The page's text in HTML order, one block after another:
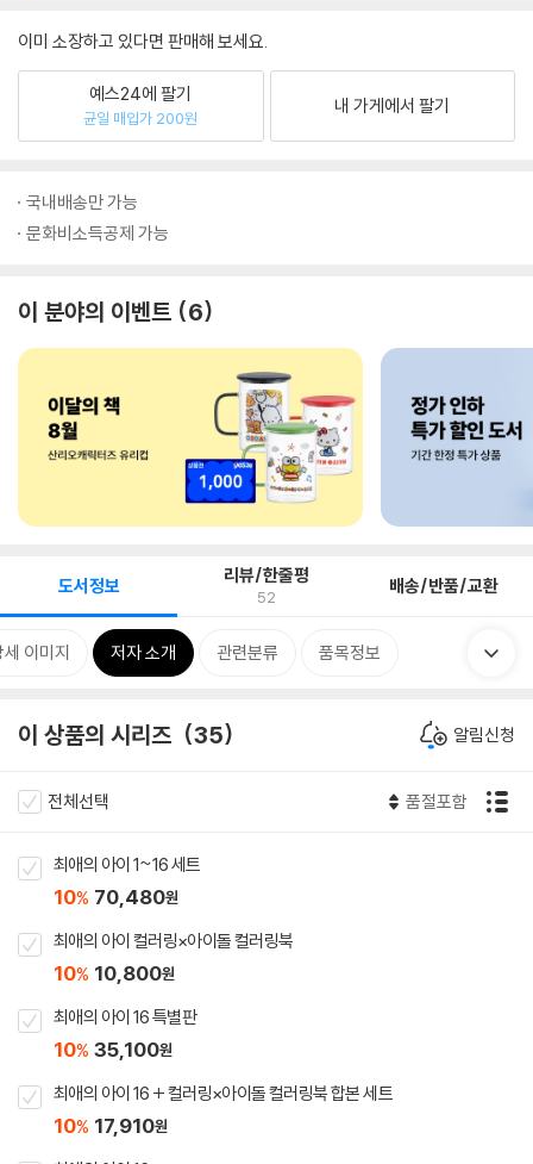
이미 소장하고 있다면 판매해 보세요.
예스24에 팔기
균일 매입가 200원
내 가게에서 팔기
국내배송만 가능
문화비소득공제 가능
이 분야의 이벤트 6
도서정보 리뷰/한줄평
52 배송/반품/교환
세 이미지 저자 소개 관련분류 품목정보
이 상품의 시리즈 35 알림신청
전체선택 품절포함
최애의 아이 1~16 세트
10% 70,480원
최애의 아이 컬러링×아이돌 컬러링북
10% 10,800원
최애의 아이 16 특별판
10% 35,100원
최애의 아이 16 + 컬러링×아이돌 컬러링북 합본 세트
10% 17,910원